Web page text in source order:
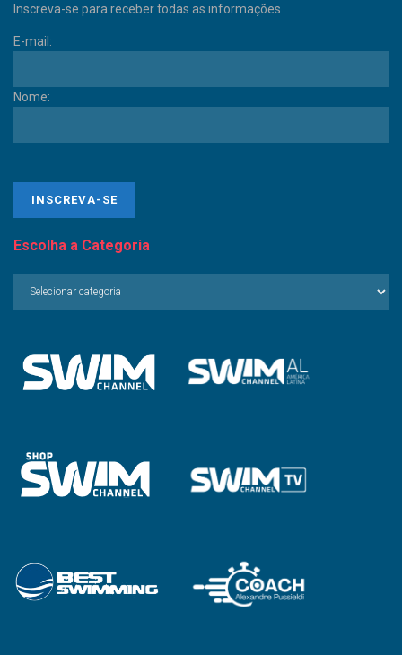
Inscreva-se para receber todas as informações
E-mail:
Nome:
Escolha a Categoria